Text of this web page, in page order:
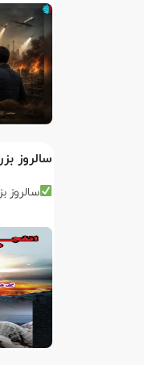
سالروز
سالروز